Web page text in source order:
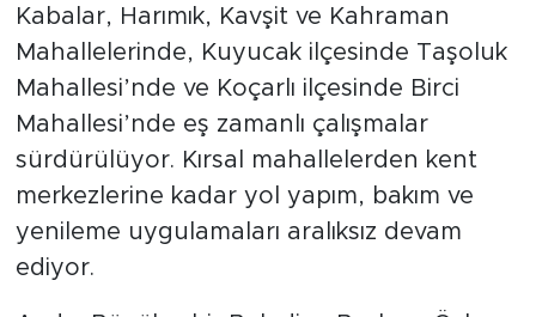
Kabalar, Harımık, Kavşit ve Kahraman
Mahallelerinde, Kuyucak ilçesinde Taşoluk
Mahallesi’nde ve Koçarlı ilçesinde Birci
Mahallesi’nde eş zamanlı çalışmalar
sürdürülüyor. Kırsal mahallelerden kent
merkezlerine kadar yol yapım, bakım ve
yenileme uygulamaları aralıksız devam
ediyor.